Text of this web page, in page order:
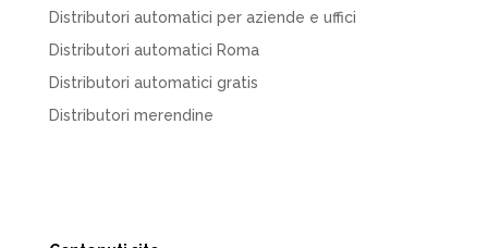
Distributori automatici per aziende e uffici
Distributori automatici Roma
Distributori automatici gratis
Distributori merendine